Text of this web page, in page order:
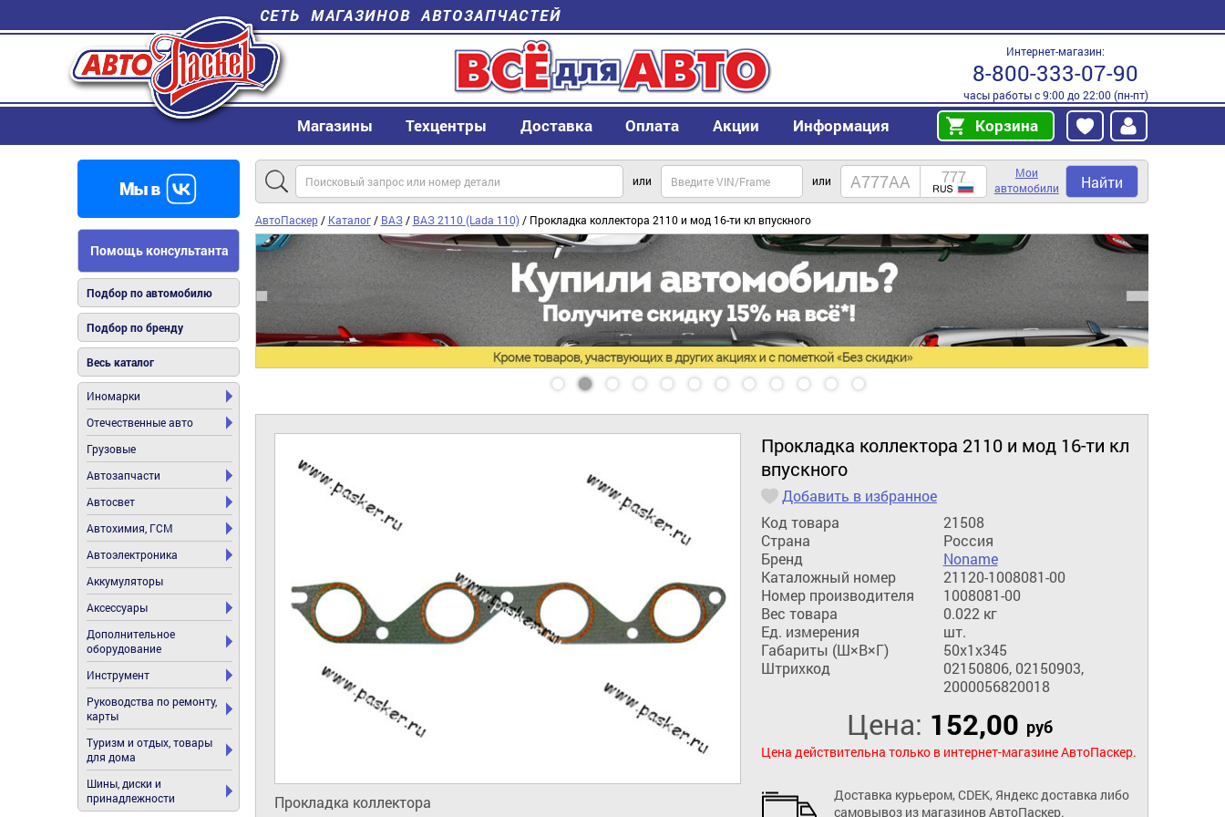
СЕТЬ МАГАЗИНОВ АВТОЗАПЧАСТЕЙ
Интернет-магазин:
8-800-333-07-90
часы работы с 9:00 до 22:00 (пн-пт)
Магазины Техцентры Доставка Оплата Акции Информация Корзина
Помощь консультанта
Подбор по автомобилю
Подбор по бренду
Весь каталог
Иномарки
Отечественные авто
Грузовые
Автозапчасти
Автосвет
Автохимия, ГСМ
Автоэлектроника
Аккумуляторы
Аксессуары
Дополнительное
оборудование
Инструмент
Руководства по ремонту,
карты
Туризм и отдых, товары
для дома
Шины, диски и
принадлежности
или или
Мои
автомобили
Найти
АвтоПаскер/ Каталог/ ВАЗ/ ВАЗ 2110 (Lada 110)/ Прокладка коллектора 2110 и мод 16-ти кл впускного
Прокладка коллектора 2110 и мод 16-ти кл
впускного
Добавить в избранное
Код товара
21508
Страна
Россия
Бренд
Noname
Каталожный номер
21120-1008081-00
Номер производителя
1008081-00
Вес товара
0.022 кг
Ед. измерения
шт.
Габариты (Ш×В×Г)
50x1x345
Штрихкод
02150806, 02150903,
2000056820018
Цена: 152,00 руб
Цена действительна только в интернет-магазине АвтоПаскер.
Доставка курьером, CDEK, Яндекс доставка либо
самовывоз из магазинов АвтоПаскер.
Прокладка коллектора